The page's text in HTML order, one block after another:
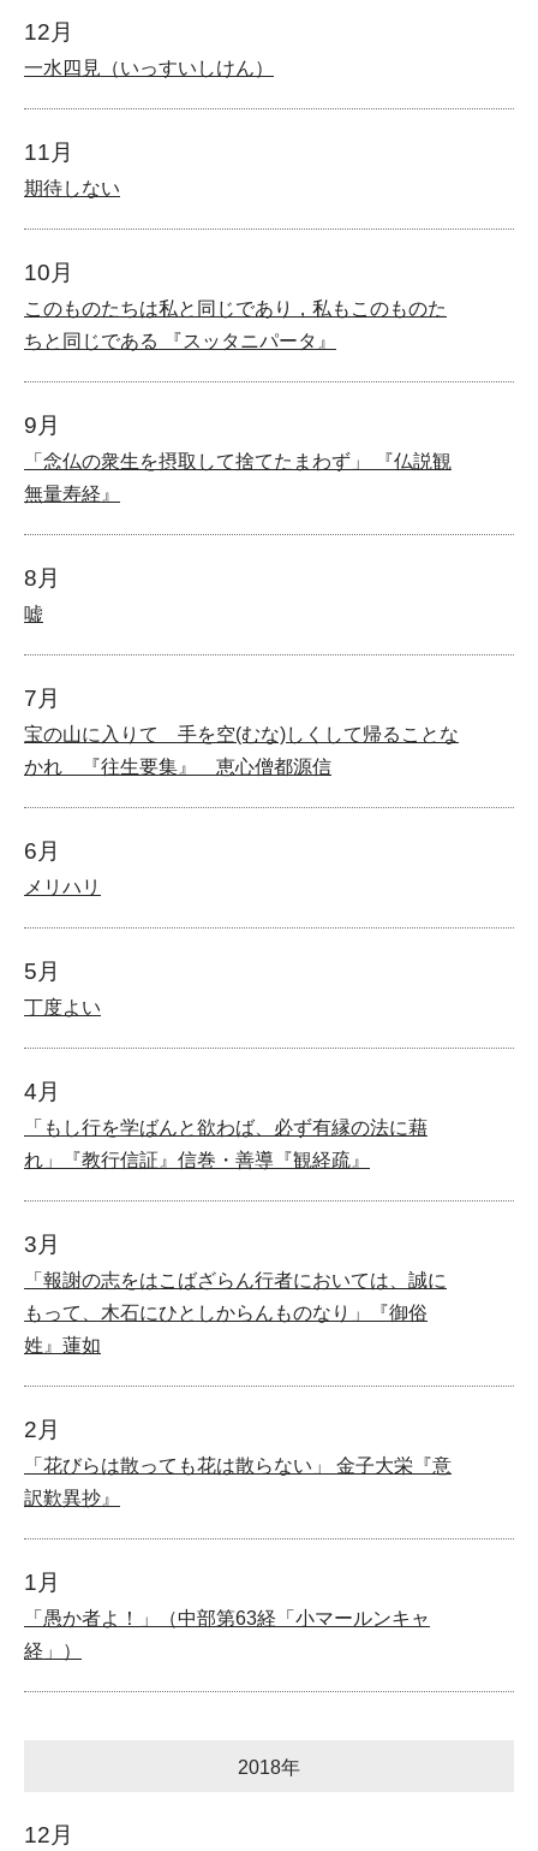
12月
一水四見（いっすいしけん）
11月
期待しない
10月
このものたちは私と同じであり，私もこのものた
ちと同じである 『スッタニパータ』
9月
「念仏の衆生を摂取して捨てたまわず」 『仏説観
無量寿経』
8月
嘘
7月
宝の山に入りて 手を空(むな)しくして帰ることな
かれ 『往生要集』 恵心僧都源信
6月
メリハリ
5月
丁度よい
4月
「もし行を学ばんと欲わば、必ず有縁の法に藉
れ」『教行信証』信巻・善導『観経疏』
3月
「報謝の志をはこばざらん行者においては、誠に
もって、木石にひとしからんものなり」『御俗
姓』蓮如
2月
「花びらは散っても花は散らない」 金子大栄『意
訳歎異抄』
1月
「愚か者よ！」（中部第63経「小マールンキャ
経」）
2018年
12月